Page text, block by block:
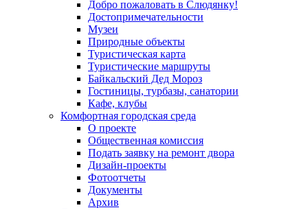
Добро пожаловать в Слюдянку!
Достопримечательности
Музеи
Природные объекты
Туристическая карта
Туристические маршруты
Байкальский Дед Мороз
Гостиницы, турбазы, санатории
Кафе, клубы
Комфортная городская среда
О проекте
Общественная комиссия
Подать заявку на ремонт двора
Дизайн-проекты
Фотоотчеты
Документы
Архив